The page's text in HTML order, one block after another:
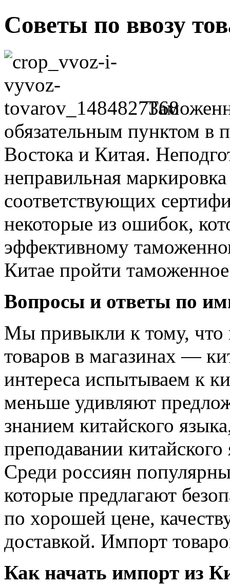
Советы по ввозу
обязательным пунктом в
Востока и Китая.
неправильная маркировка
соответствующих
некоторые из ошибок,
эффективному
Китае пройти
Вопросы и ответы по
Мы привыкли к тому, что
товаров в магазинах —
интереса испытываем к
меньше удивляют
знанием китайского
преподавании
Среди россиян
которые предлагают
по хорошей цене,
доставкой. Импорт
Как начать импорт из